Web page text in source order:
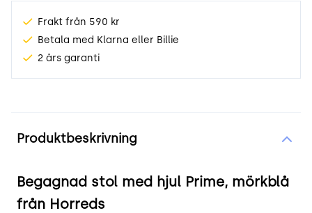
Frakt från 590 kr
Betala med Klarna eller Billie
2 års garanti
Produktbeskrivning
Begagnad stol med hjul Prime, mörkblå
från Horreds